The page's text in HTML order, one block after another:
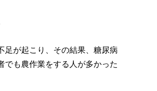
が起こり、その結果、糖尿病
でも農作業をする人が多かった